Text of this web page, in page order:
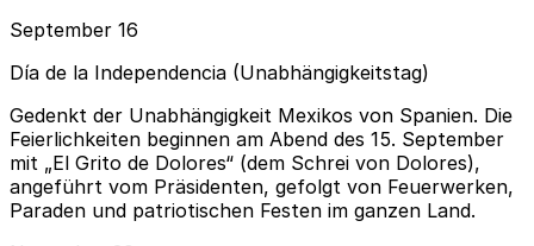
September 16
Día de la Independencia (Unabhängigkeitstag)
Gedenkt der Unabhängigkeit Mexikos von Spanien. Die
Feierlichkeiten beginnen am Abend des 15. September
mit „El Grito de Dolores“ (dem Schrei von Dolores),
angeführt vom Präsidenten, gefolgt von Feuerwerken,
Paraden und patriotischen Festen im ganzen Land.